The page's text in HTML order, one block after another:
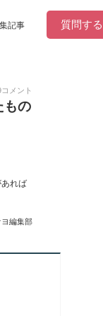
記事 質問する
コメント
もの
れば
ヨ編集部